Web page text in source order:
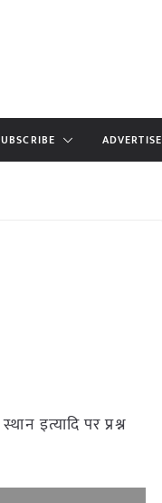
ADVERTISE
इत्यादि पर प्रश्न